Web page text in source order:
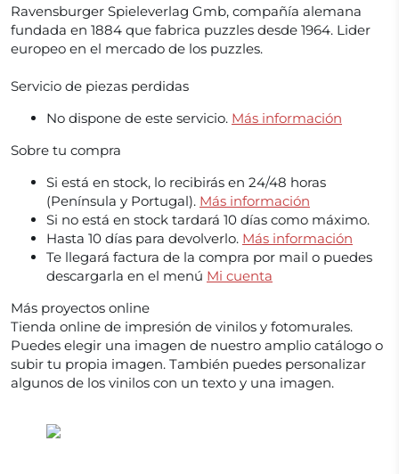
Ravensburger Spieleverlag Gmb, compañía alemana
fundada en 1884 que fabrica puzzles desde 1964. Lider
europeo en el mercado de los puzzles.
Servicio de piezas perdidas
No dispone de este servicio. Más información
Sobre tu compra
Si está en stock, lo recibirás en 24/48 horas
(Península y Portugal). Más información
Si no está en stock tardará 10 días como máximo.
Hasta 10 días para devolverlo. Más información
Te llegará factura de la compra por mail o puedes
descargarla en el menú Mi cuenta
Más proyectos online
Tienda online de impresión de vinilos y fotomurales.
Puedes elegir una imagen de nuestro amplio catálogo o
subir tu propia imagen. También puedes personalizar
algunos de los vinilos con un texto y una imagen.